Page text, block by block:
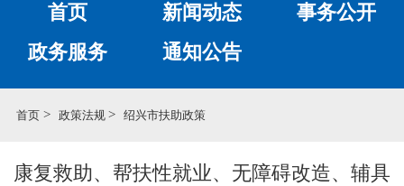
首页 新闻动态
事务公开
政务服务
通知公告
首页 > 政策法规> 绍兴市扶助政策
康复救助、帮扶性就业、无障碍改造、辅具